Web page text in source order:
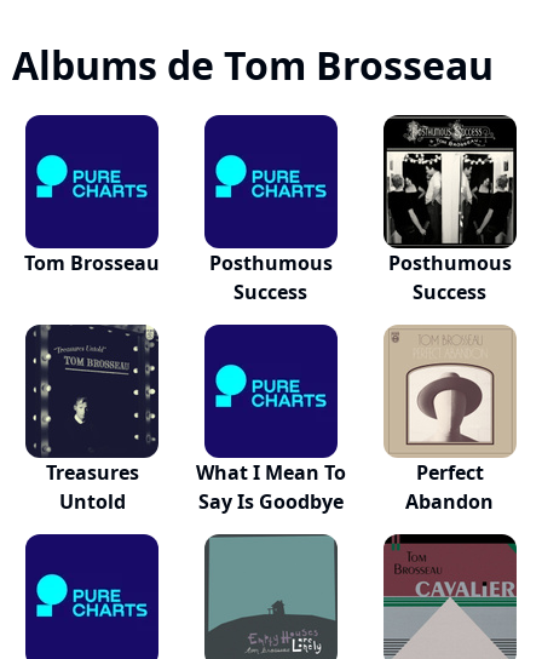
Albums de Tom Brosseau
Tom Brosseau
Posthumous
Success
Posthumous
Success
Treasures
Untold
What I Mean To
Say Is Goodbye
Perfect
Abandon